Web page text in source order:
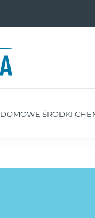
DOMOWE ŚRODKI